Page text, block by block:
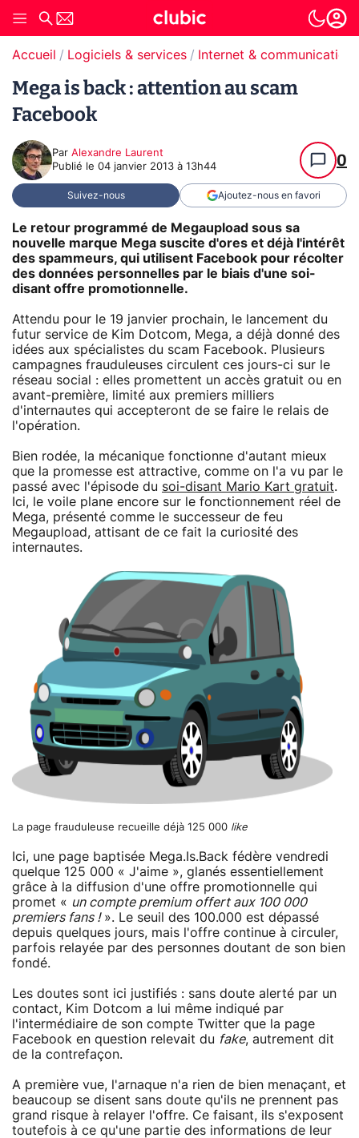
Accueil Logiciels & services Internet & communication
Mega is back : attention au scam
Facebook
Par Alexandre Laurent
Publié le 04 janvier 2013 à 13h44 0
Suivez-nous Ajoutez-nous en favori
Le retour programmé de Megaupload sous sa
nouvelle marque Mega suscite d'ores et déjà l'intérêt
des spammeurs, qui utilisent Facebook pour récolter
des données personnelles par le biais d'une soi-
disant offre promotionnelle.
Attendu pour le 19 janvier prochain, le lancement du
futur service de Kim Dotcom, Mega, a déjà donné des
idées aux spécialistes du scam Facebook. Plusieurs
campagnes frauduleuses circulent ces jours-ci sur le
réseau social : elles promettent un accès gratuit ou en
avant-première, limité aux premiers milliers
d'internautes qui accepteront de se faire le relais de
l'opération.
Bien rodée, la mécanique fonctionne d'autant mieux
que la promesse est attractive, comme on l'a vu par le
passé avec l'épisode du soi-disant Mario Kart gratuit.
Ici, le voile plane encore sur le fonctionnement réel de
Mega, présenté comme le successeur de feu
Megaupload, attisant de ce fait la curiosité des
internautes.
La page frauduleuse recueille déjà 125 000 like
Ici, une page baptisée Mega.Is.Back fédère vendredi
quelque 125 000 « J'aime », glanés essentiellement
grâce à la diffusion d'une offre promotionnelle qui
promet « un compte premium offert aux 100 000
premiers fans !». Le seuil des 100.000 est dépassé
depuis quelques jours, mais l'offre continue à circuler,
parfois relayée par des personnes doutant de son bien
fondé.
Les doutes sont ici justifiés : sans doute alerté par un
contact, Kim Dotcom a lui même indiqué par
l'intermédiaire de son compte Twitter que la page
Facebook en question relevait du fake, autrement dit
de la contrefaçon.
A première vue, l'arnaque n'a rien de bien menaçant, et
beaucoup se disent sans doute qu'ils ne prennent pas
grand risque à relayer l'offre. Ce faisant, ils s'exposent
toutefois à ce qu'une partie des informations de leur